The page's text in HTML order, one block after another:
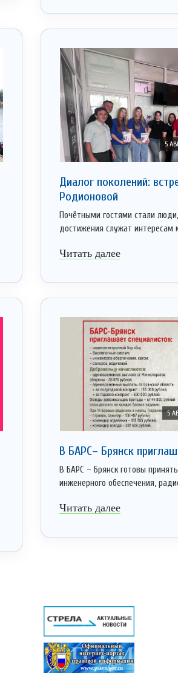
5
Диалог поколений:
Родионовой
Почётными гостями стали
достижения служат интересам
Читать далее
5
В БАРС– Брянcк
В БАРС – Брянск готовы
инженерного обеспечения,
Читать далее